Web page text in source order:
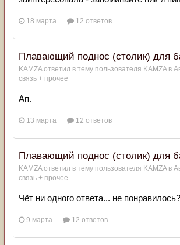
18 марта 12 ответов
Плавающий поднос (столик) для
KAMZAответил в тему пользователя KAMZAв
связь + прочее
Ап.
13 марта 12 ответов
Плавающий поднос (столик) для
KAMZAответил в тему пользователя KAMZAв
связь + прочее
Чёт ни одного ответа... не понравилось?
9 марта 12 ответов